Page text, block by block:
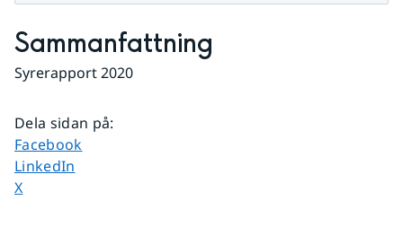
Sammanfattning
Syrerapport 2020
Dela sidan på:
Dela sidan på
Facebook
Dela sidan på
LinkedIn
Dela sidan på
X